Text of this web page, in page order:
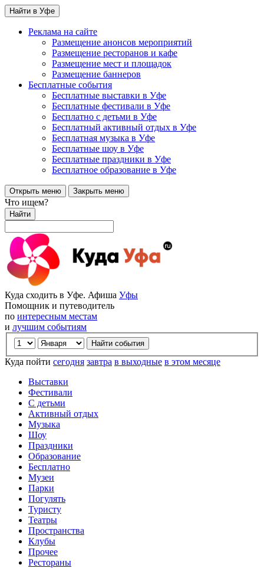
Найти в Уфе
Реклама на сайте
Размещение анонсов мероприятий
Размещение ресторанов и кафе
Размещение мест и площадок
Размещение баннеров
Бесплатные события
Бесплатные выставки в Уфе
Бесплатные фестивали в Уфе
Бесплатно с детьми в Уфе
Бесплатный активный отдых в Уфе
Бесплатная музыка в Уфе
Бесплатные шоу в Уфе
Бесплатные праздники в Уфе
Бесплатное образование в Уфе
Открыть меню Закрыть меню
Что ищем?
Найти
Куда сходить в Уфе. Афиша Уфы
Помощник и путеводитель
по интересным местам
и лучшим событиям
Куда пойти сегодня завтра в выходные в этом месяце
Выставки
Фестивали
С детьми
Активный отдых
Музыка
Шоу
Праздники
Образование
Бесплатно
Музеи
Парки
Погулять
Туристу
Театры
Пространства
Клубы
Прочее
Рестораны